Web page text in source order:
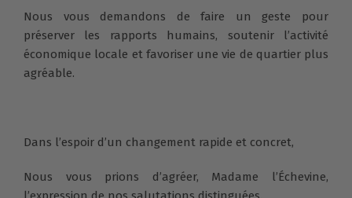
Nous vous demandons de faire un geste pour
préserver les rapports humains, soutenir l’activité
économique locale et favoriser une vie de quartier plus
agréable.
Dans l’espoir d’un changement rapide et concret,
Nous vous prions d’agréer, Madame l’Échevine,